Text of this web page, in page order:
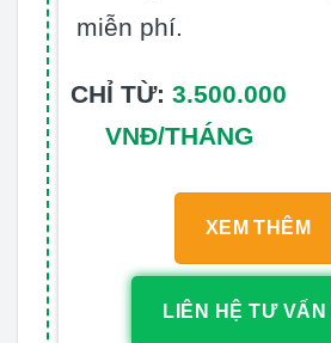
miễn phí.
CHỈ TỪ: 3.500.000
VNĐ/THÁNG
XEM THÊM
LIÊN HỆ TƯ VẤN